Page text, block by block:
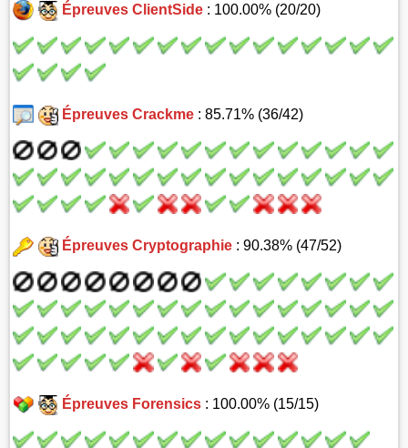
Épreuves ClientSide: 100.00% (20/20)
Épreuves Crackme: 85.71% (36/42)
Épreuves Cryptographie: 90.38% (47/52)
Épreuves Forensics: 100.00% (15/15)